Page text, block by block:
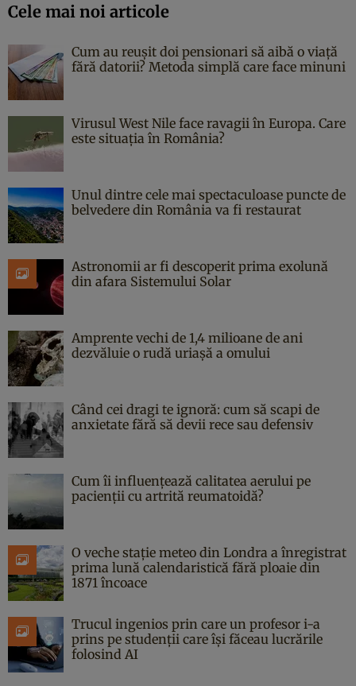
Cele mai noi articole
Cum au reușit doi pensionari să aibă o viață
fără datorii? Metoda simplă care face minuni
Virusul West Nile face ravagii în Europa. Care
este situația în România?
Unul dintre cele mai spectaculoase puncte de
belvedere din România va fi restaurat
Astronomii ar fi descoperit prima exolună
din afara Sistemului Solar
Amprente vechi de 1,4 milioane de ani
dezvăluie o rudă uriașă a omului
Când cei dragi te ignoră: cum să scapi de
anxietate fără să devii rece sau defensiv
Cum îi influențează calitatea aerului pe
pacienții cu artrită reumatoidă?
O veche stație meteo din Londra a înregistrat
prima lună calendaristică fără ploaie din
1871 încoace
Trucul ingenios prin care un profesor i-a
prins pe studenții care își făceau lucrările
folosind AI